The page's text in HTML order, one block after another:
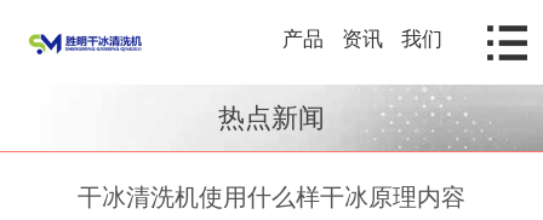
产品 资讯 我们
热点新闻
干冰清洗机使用什么样干冰原理内容